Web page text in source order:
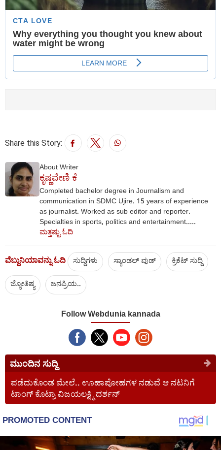
Share this Story:
About Writer
ಕೃಷ್ಣವೇಣಿ ಕೆ
Completed bachelor degree in Journalism and
communication in SDMC Ujire. 15 years of experience
as journalist. Worked as sub editor and reporter.
Specialties in sports, politics and entertainment.....
ಮತ್ತಷ್ಟು ಓದಿ
ವೆಬ್ದುನಿಯಾವನ್ನು ಓದಿ ಸುದ್ದಿಗಳು ಸ್ಯಾಂಡಲ್ ವುಡ್ ಕ್ರಿಕೆಟ್‌ ಸುದ್ದಿ
ಜ್ಯೋತಿಷ್ಯ ಜನಪ್ರಿಯ..
Follow Webdunia kannada
ಮುಂದಿನ ಸುದ್ದಿ
ಪಡೆದುಕೊಂಡ ಮೇಲೆ.. ಊಹಾಪೋಹಗಳ ನಡುವೆ ಆ ನಟನಿಗೆ
ಟಾಂಗ್ ಕೊಟ್ರಾ ವಿಜಯಲಕ್ಷ್ಮಿ ದರ್ಶನ್